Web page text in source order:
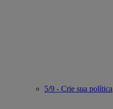
5/9 - Crie sua política